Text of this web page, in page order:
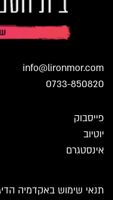
info@lironmor.com
0733-850820
פייסבוק
יוטיוב
אינסטגרם
תנאי שימוש באקדמיה